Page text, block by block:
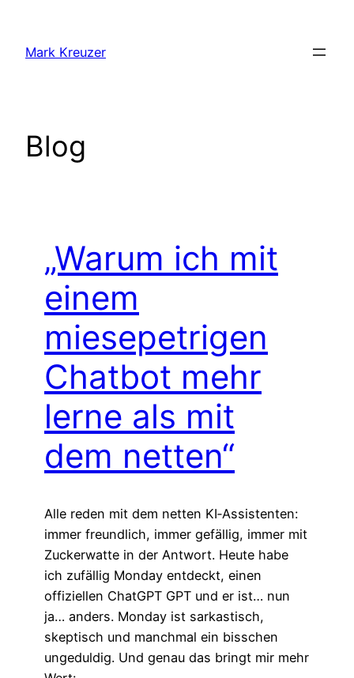
springen
Mark Kreuzer
Blog
„Warum ich mit
einem
miesepetrigen
Chatbot mehr
lerne als mit
dem netten“
Alle reden mit dem netten KI‑Assistenten:
immer freundlich, immer gefällig, immer mit
Zuckerwatte in der Antwort. Heute habe
ich zufällig Monday entdeckt, einen
offiziellen ChatGPT GPT und er ist… nun
ja… anders. Monday ist sarkastisch,
skeptisch und manchmal ein bisschen
ungeduldig. Und genau das bringt mir mehr